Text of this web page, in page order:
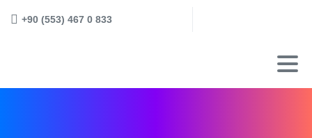
+90 (553) 467 0 833